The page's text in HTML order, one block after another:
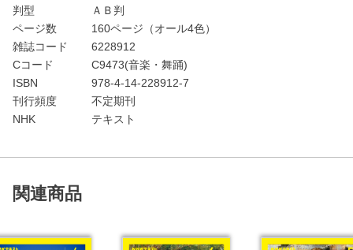
判型
ＡＢ判
ページ数
160ページ（オール4色）
雑誌コード
6228912
Cコード
C9473(音楽・舞踊)
ISBN
978-4-14-228912-7
刊行頻度
不定期刊
NHK
テキスト
関連商品